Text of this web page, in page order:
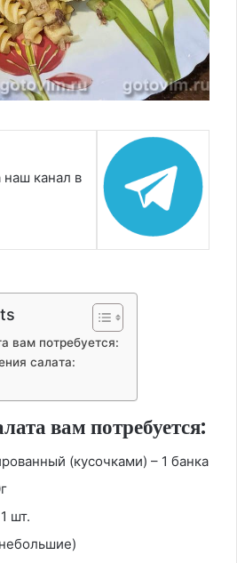
наш канал в
вам потребуется:
салата:
вам потребуется:
(кусочками) – 1 банка
шт.